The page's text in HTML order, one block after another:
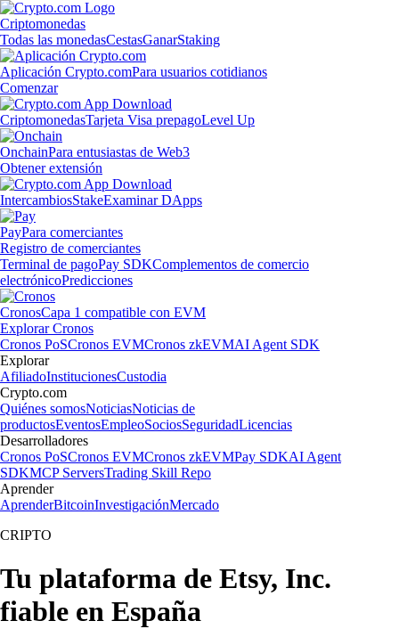
Criptomonedas
Todas las monedasCestasGanarStaking
Aplicación Crypto.comPara usuarios cotidianos
Comenzar
CriptomonedasTarjeta Visa prepagoLevel Up
OnchainPara entusiastas de Web3
Obtener extensión
IntercambiosStakeExaminar DApps
PayPara comerciantes
Registro de comerciantes
Terminal de pagoPay SDKComplementos de comercio
electrónicoPredicciones
CronosCapa 1 compatible con EVM
Explorar Cronos
Cronos PoSCronos EVMCronos zkEVMAI Agent SDK
Explorar
AfiliadoInstitucionesCustodia
Crypto.com
Quiénes somosNoticiasNoticias de
productosEventosEmpleoSociosSeguridadLicencias
Desarrolladores
Cronos PoSCronos EVMCronos zkEVMPay SDKAI Agent
SDKMCP ServersTrading Skill Repo
Aprender
AprenderBitcoinInvestigaciónMercado
CRIPTO
Tu plataforma de Etsy, Inc.
fiable en España